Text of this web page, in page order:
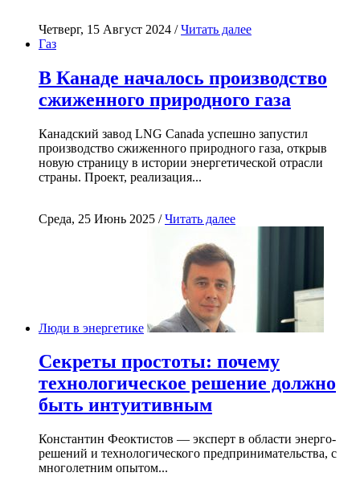
Четверг, 15 Август 2024 /Читать далее
Газ
В Канаде началось производство
сжиженного природного газа
Канадский завод LNG Canada успешно запустил
производство сжиженного природного газа, открыв
новую страницу в истории энергетической отрасли
страны. Проект, реализация...
Среда, 25 Июнь 2025 /Читать далее
Люди в энергетике
Секреты простоты: почему
технологическое решение должно
быть интуитивным
Константин Феоктистов — эксперт в области энерго-
решений и технологического предпринимательства, с
многолетним опытом...